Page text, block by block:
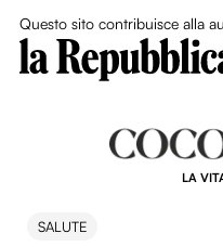
Questo sito contribuisce alla
LA
SALUTE